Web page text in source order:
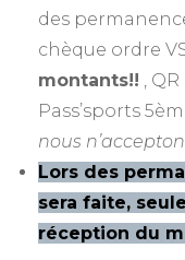
des
chèque ordre
montants!! ,
Pass’sports
nous
Lors des
sera faite,
réception du